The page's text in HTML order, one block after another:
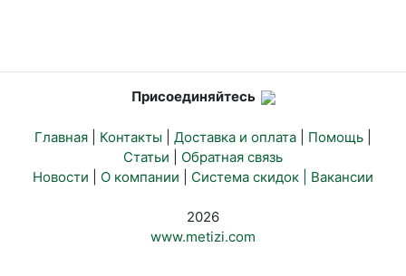
Присоединяйтесь
Главная Контакты Доставка и оплата Помощь
Статьи
Обратная связь
Новости
О компании Система скидок | Вакансии
2026
www.metizi.com